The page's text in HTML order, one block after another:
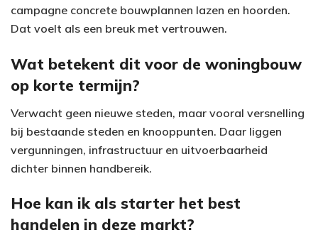
campagne concrete bouwplannen lazen en hoorden.
Dat voelt als een breuk met vertrouwen.
Wat betekent dit voor de woningbouw
op korte termijn?
Verwacht geen nieuwe steden, maar vooral versnelling
bij bestaande steden en knooppunten. Daar liggen
vergunningen, infrastructuur en uitvoerbaarheid
dichter binnen handbereik.
Hoe kan ik als starter het best
handelen in deze markt?